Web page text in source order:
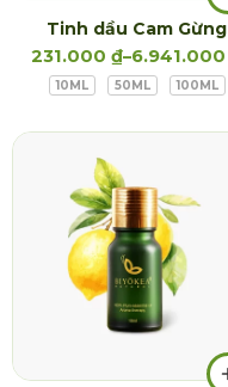
Tinh dầu Cam Gừng
231.000 ₫–6.941.000
10ML 50ML 100ML